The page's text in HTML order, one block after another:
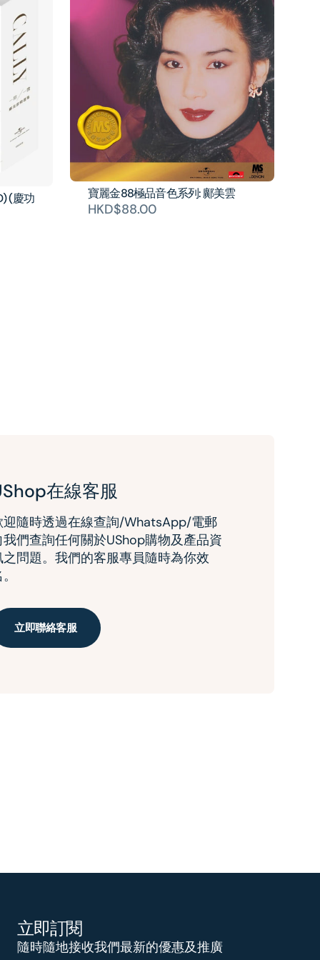
(慶功 寶麗金88極品音色系列: 鄺美雲
HKD$88.00
在線客服
迎隨時透過在線查詢/WhatsApp/電郵
我們查詢任何關於UShop購物及產品資
之問題。我們的客服專員隨時為你效
立即聯絡客服
立即訂閱
隨時隨地接收我們最新的優惠及推廣